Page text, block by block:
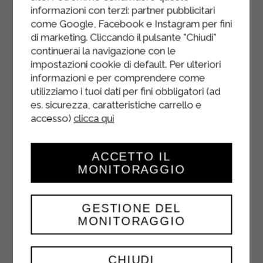
YOGURT BIANCO
informazioni con terzi: partner pubblicitari
come Google, Facebook e Instagram per fini
di marketing. Cliccando il pulsante "Chiudi"
continuerai la navigazione con le
impostazioni cookie di default. Per ulteriori
informazioni e per comprendere come
utilizziamo i tuoi dati per fini obbligatori (ad
es. sicurezza, caratteristiche carrello e
accesso) clicca qui
CHIUDI
GESTIONE DEL
MONITORAGGIO
ACCETTO IL
MONITORAGGIO